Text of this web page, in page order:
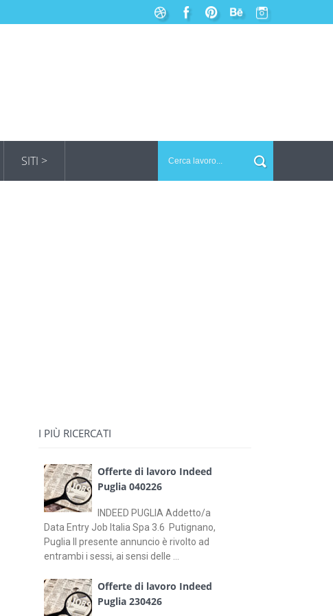
SITI >
I PIÙ RICERCATI
Offerte di lavoro Indeed
Puglia 040226
INDEED PUGLIA Addetto/a
Data Entry Job Italia Spa 3.6 Putignano,
Puglia Il presente annuncio è rivolto ad
entrambi i sessi, ai sensi delle ...
Offerte di lavoro Indeed
Puglia 230426